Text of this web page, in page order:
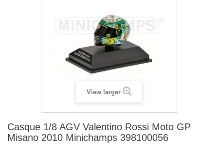
View larger
Casque 1/8 AGV Valentino Rossi Moto GP
Misano 2010 Minichamps 398100056